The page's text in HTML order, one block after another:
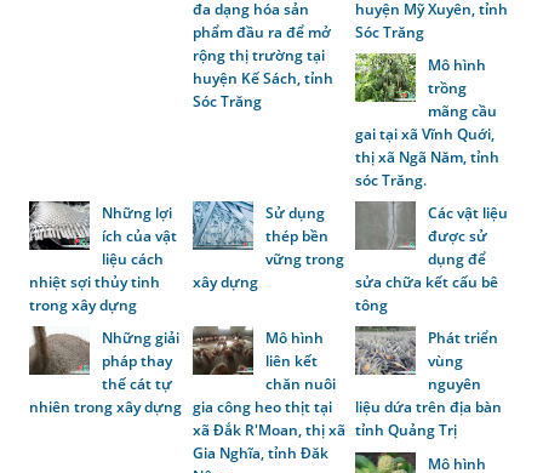
đa dạng hóa sản
phẩm đầu ra để mở
rộng thị trường tại
huyện Kế Sách, tỉnh
Sóc Trăng
huyện Mỹ Xuyên, tỉnh
Sóc Trăng
Mô hình
trồng
mãng cầu
gai tại xã Vĩnh Quới,
thị xã Ngã Năm, tỉnh
sóc Trăng.
Những lợi
ích của vật
liệu cách
nhiệt sợi thủy tinh
trong xây dựng
Sử dụng
thép bền
vững trong
xây dựng
Các vật liệu
được sử
dụng để
sửa chữa kết cấu bê
tông
Những giải
pháp thay
thế cát tự
nhiên trong xây dựng
Mô hình
liên kết
chăn nuôi
gia công heo thịt tại
xã Đắk R'Moan, thị xã
Gia Nghĩa, tỉnh Đăk
Phát triển
vùng
nguyên
liệu dứa trên địa bàn
tỉnh Quảng Trị
Mô hình